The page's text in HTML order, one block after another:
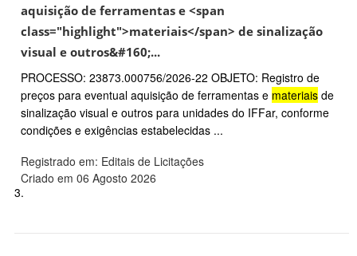
aquisição de ferramentas e <span
class="highlight">materiais</span> de sinalização
visual e outros&#160;...
PROCESSO: 23873.000756/2026-22 OBJETO: Registro de
preços para eventual aquisição de ferramentas e materiais de
sinalização visual e outros para unidades do IFFar, conforme
condições e exigências estabelecidas ...
Registrado em: Editais de Licitações
Criado em 06 Agosto 2026
3.